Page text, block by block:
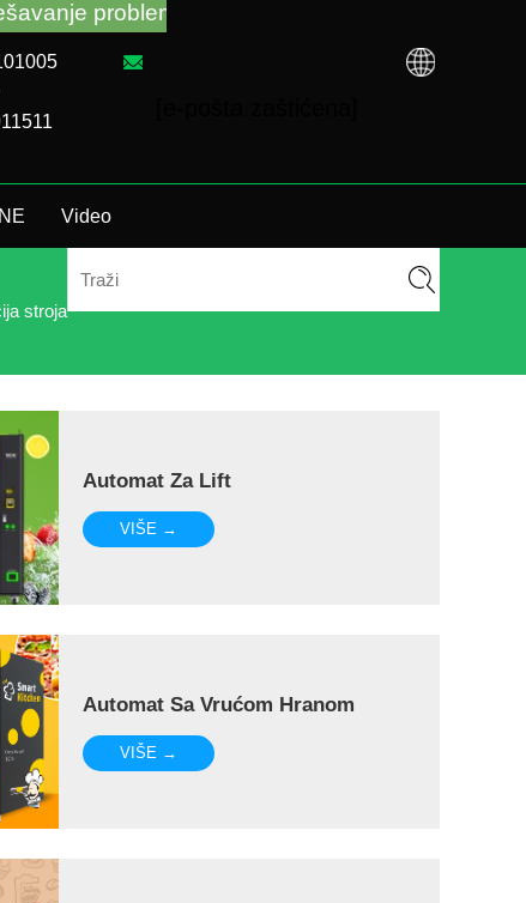
Video
stroja
Automat Za Lift
VIŠE →
Automat Sa Vrućom Hranom
VIŠE →
problema bez obzira jeste li kupili VM od